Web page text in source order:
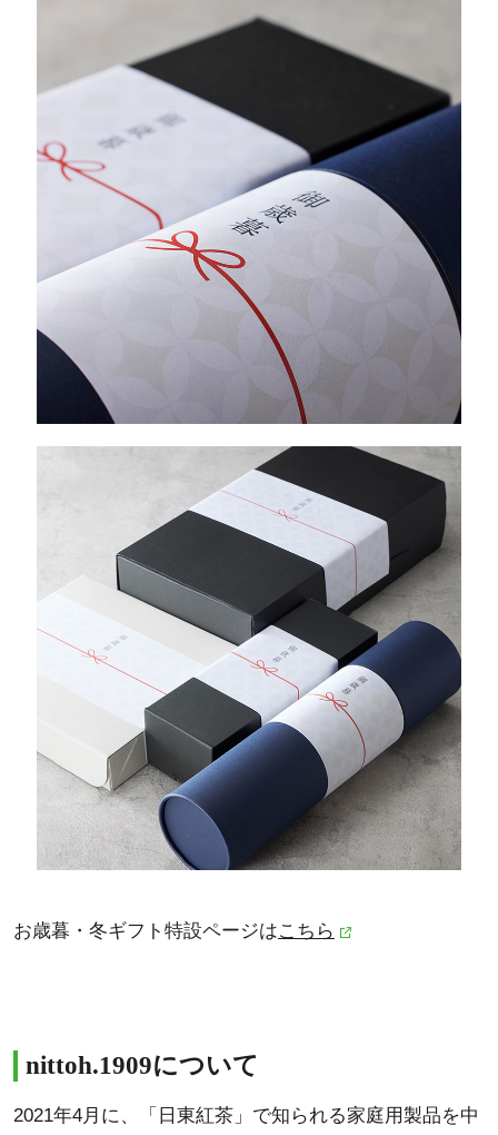
お歳暮・冬ギフト特設ページはこちら
nittoh.1909について
2021年4月に、「日東紅茶」で知られる家庭用製品を中